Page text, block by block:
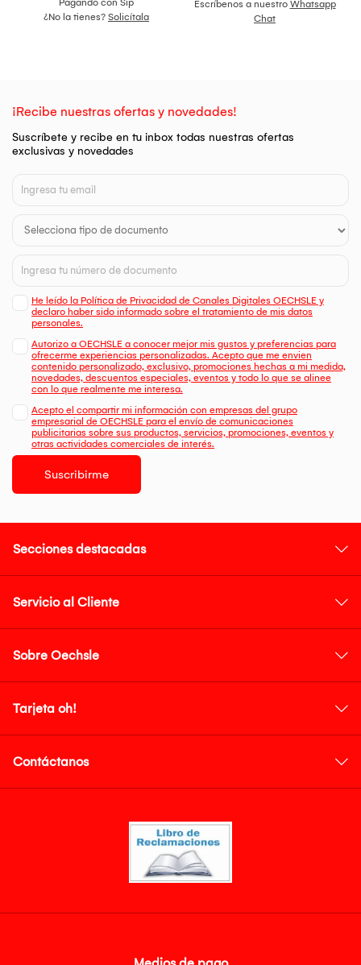
Pagando con Sip
¿No la tienes? Solicítala
Escríbenos a nuestro Whatsapp
Chat
¡Recibe nuestras ofertas y novedades!
Suscríbete y recibe en tu inbox todas nuestras ofertas
exclusivas y novedades
He leído la Política de Privacidad de Canales Digitales OECHSLE y
declaro haber sido informado sobre el tratamiento de mis datos
personales.
Autorizo a OECHSLE a conocer mejor mis gustos y preferencias para
ofrecerme experiencias personalizadas. Acepto que me envien
contenido personalizado, exclusivo, promociones hechas a mi medida,
novedades, descuentos especiales, eventos y todo lo que se alinee
con lo que realmente me interesa.
Acepto el compartir mi información con empresas del grupo
empresarial de OECHSLE para el envío de comunicaciones
publicitarias sobre sus productos, servicios, promociones, eventos y
otras actividades comerciales de interés.
Suscribirme
Secciones destacadas
Servicio al Cliente
Sobre Oechsle
Tarjeta oh!
Contáctanos